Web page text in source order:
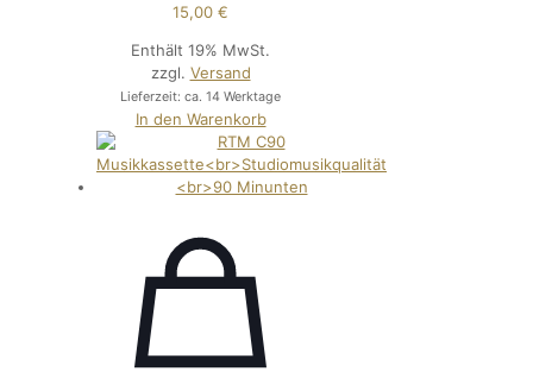
15,00€
Enthält 19% MwSt.
zzgl. Versand
Lieferzeit: ca. 14 Werktage
In den Warenkorb